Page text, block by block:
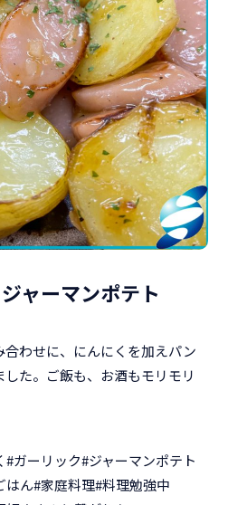
ャーマンポテト
わせに、にんにくを加えパン
た。ご飯も、お酒もモリモリ
#ガーリック#ジャーマンポテト
はん#家庭料理#料理勉強中